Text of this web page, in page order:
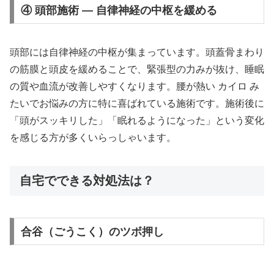
④ 頭部施術 — 自律神経の中枢を緩める
頭部には自律神経の中枢が集まっています。頭蓋骨まわり
の筋膜と頭皮を緩めることで、緊張型の力みが抜け、睡眠
の質や血流が改善しやすくなります。腰が熱い カイロ み
たいでお悩みの方に特に喜ばれている施術です。施術後に
「頭がスッキリした」「眠れるようになった」という変化
を感じる方が多くいらっしゃいます。
自宅でできる対処法は？
合谷（ごうこく）のツボ押し